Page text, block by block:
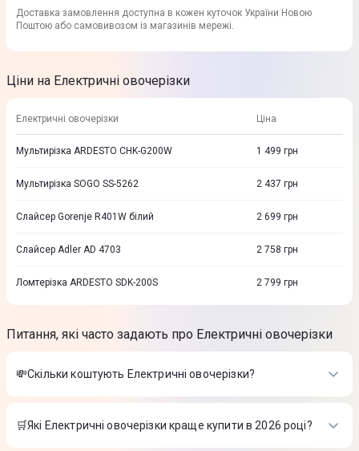
Доставка замовлення доступна в кожен куточок України Новою
Поштою або самовивозом із магазинів мережі.
Ціни на Електричні овочерізки
Електричні овочерізки Ціна
Мультирізка ARDESTO CHK-G200W 1 499 грн
Мультирізка SOGO SS-5262 2 437 грн
Слайсер Gorenje R401W білий 2 699 грн
Слайсер Adler AD 4703 2 758 грн
Ломтерізка ARDESTO SDK-200S 2 799 грн
Питання, які часто задають про Електричні овочерізки
💸Скільки коштують Електричні овочерізки?
магазині Цитрус
🛒Які Електричні овочерізки краще купити в 2026 році?